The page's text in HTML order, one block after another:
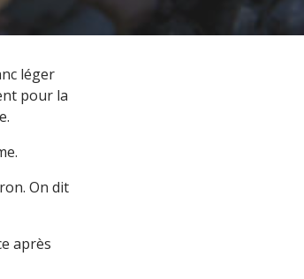
léger
pour la
On dit
après